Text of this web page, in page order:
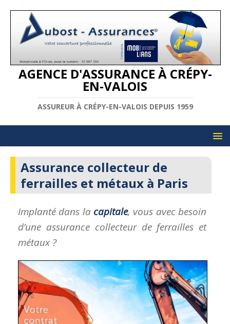
AGENCE D'ASSURANCE À CRÉPY-
EN-VALOIS
ASSUREUR À CRÉPY-EN-VALOIS DEPUIS 1959
Assurance collecteur de
ferrailles et métaux à Paris
Implanté dans la capitale, vous avec besoin
d’une assurance collecteur de ferrailles et
métaux ?